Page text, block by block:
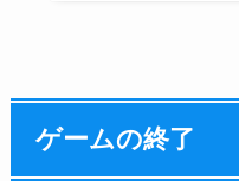
ゲームの終了